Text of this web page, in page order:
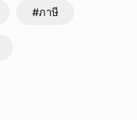
#ภาษี